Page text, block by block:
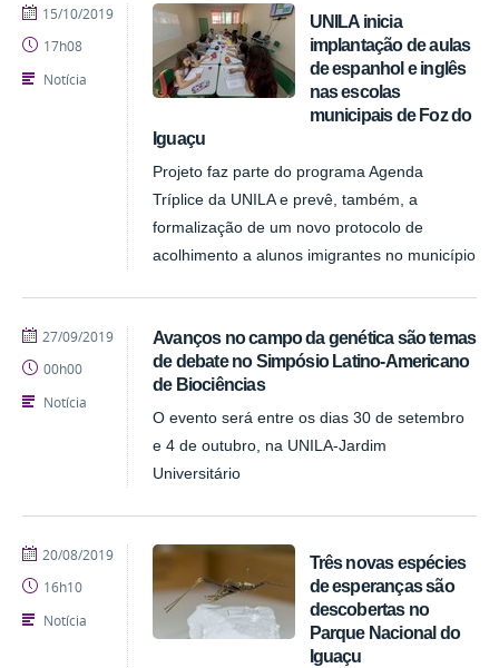
UNILA inicia
implantação de aulas
de espanhol e inglês
nas escolas
municipais de Foz do
Iguaçu
Projeto faz parte do programa Agenda
Tríplice da UNILA e prevê, também, a
formalização de um novo protocolo de
acolhimento a alunos imigrantes no município
publicado
15/10/2019
17h08
Notícia
Avanços no campo da genética são temas
de debate no Simpósio Latino-Americano
de Biociências
O evento será entre os dias 30 de setembro
e 4 de outubro, na UNILA-Jardim
Universitário
publicado
27/09/2019
00h00
Notícia
Três novas espécies
de esperanças são
descobertas no
Parque Nacional do
Iguaçu
publicado
20/08/2019
16h10
Notícia